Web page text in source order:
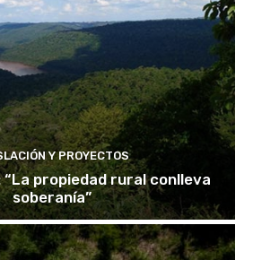
Y PROYECTOS
propiedad rural conlleva
soberanía”